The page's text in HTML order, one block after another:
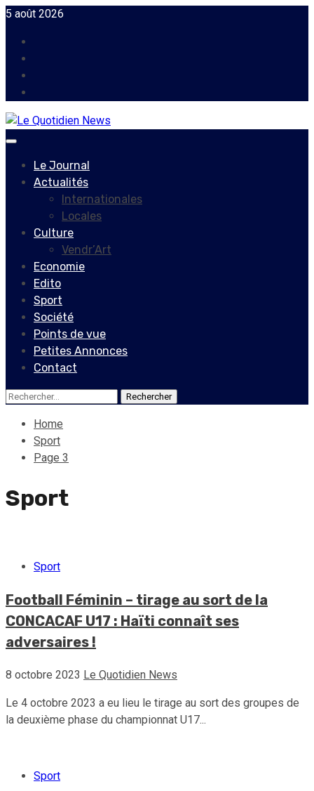
Skip
content
5 août 2026
Primary
Le Journal
Actualités
Internationales
Locales
Culture
Vendr’Art
Economie
Edito
Sport
Société
Points de vue
Petites Annonces
Contact
Rechercher :
Home
Sport
Page 3
Sport
Sport
Football Féminin – tirage au sort de la
CONCACAF U17 : Haïti connaît ses
adversaires !
8 octobre 2023 Le Quotidien News
Le 4 octobre 2023 a eu lieu le tirage au sort des groupes de
la deuxième phase du championnat U17...
Sport